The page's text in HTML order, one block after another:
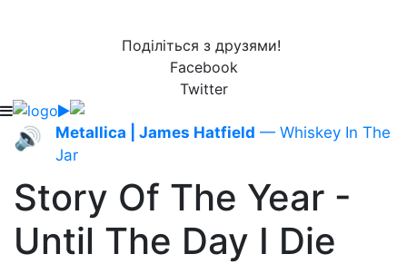
Поділіться з друзями!
Facebook
Twitter
🔊 Metallica | James Hatfield — Whiskey In The
Jar
Story Of The Year -
Until The Day I Die